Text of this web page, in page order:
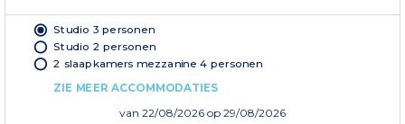
Studio 3 personen
Studio 2 personen
2 slaapkamers mezzanine 4 personen
ZIE MEER ACCOMMODATIES
van 22/08/2026 op 29/08/2026